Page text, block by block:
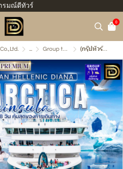
รมณ์ดีทัวร์
0
... Group tour - กรุ๊ปทัวร์เรือสำราญ (กรุ๊ปทัวร์) 21 ก.พ. - 11 มี.ค. 2570 ล่องเรือสำราญขั้วโลกใต้ 19 วัน 14 คืน - Swan Hellenic Diana